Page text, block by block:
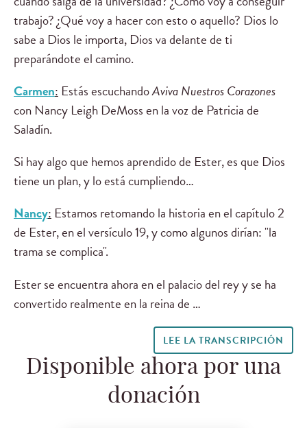
trabajo? ¿Qué voy a hacer con esto o aquello? Dios lo
sabe a Dios le importa, Dios va delante de ti
preparándote el camino.
Carmen: Estás escuchandoAviva Nuestros Corazones
con Nancy Leigh DeMoss en la voz de Patricia de
Saladín.
Si hay algo que hemos aprendido de Ester, es que Dios
tiene un plan, y lo está cumpliendo…
Nancy: Estamos retomando la historia en el capítulo 2
de Ester, en el versículo 19, y como algunos dirían: "la
trama se complica".
Ester se encuentra ahora en el palacio del rey y se ha
convertido realmente en la reina de …
LEE LA TRANSCRIPCIÓN
Disponible ahora por una
donación